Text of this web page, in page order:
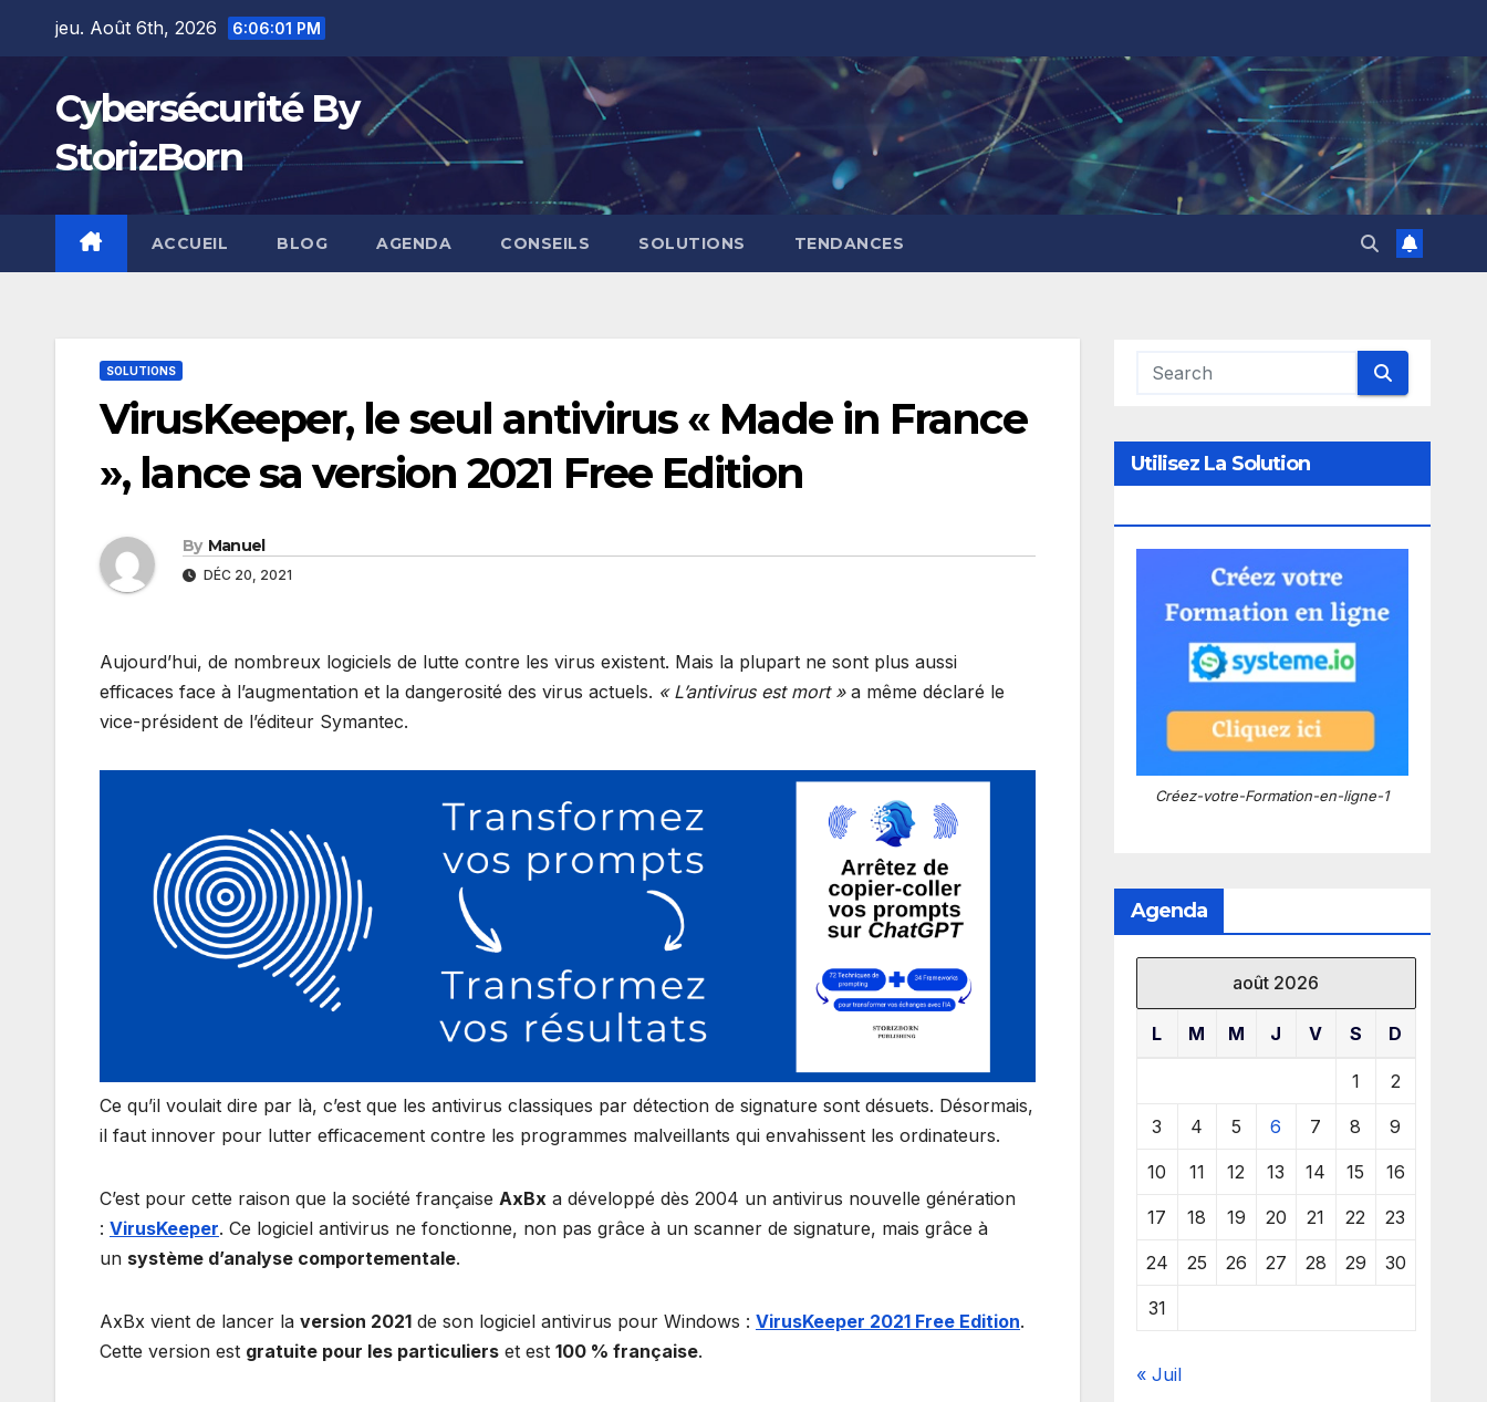
content
jeu. Août 6th, 2026 6:06:02 PM
Cybersécurité By
StorizBorn
ACCUEIL BLOG AGENDA CONSEILS SOLUTIONS TENDANCES
SOLUTIONS
VirusKeeper, le seul antivirus « Made in France
», lance sa version 2021 Free Edition
By Manuel
DÉC 20, 2021
Aujourd’hui, de nombreux logiciels de lutte contre les virus existent. Mais la plupart ne sont plus aussi
efficaces face à l’augmentation et la dangerosité des virus actuels. « L’antivirus est mort »a même déclaré le
vice-président de l’éditeur Symantec.
Ce qu’il voulait dire par là, c’est que les antivirus classiques par détection de signature sont désuets. Désormais,
il faut innover pour lutter efficacement contre les programmes malveillants qui envahissent les ordinateurs.
C’est pour cette raison que la société française AxBx a développé dès 2004 un antivirus nouvelle génération
: VirusKeeper. Ce logiciel antivirus ne fonctionne, non pas grâce à un scanner de signature, mais grâce à
un système d’analyse comportementale.
AxBx vient de lancer la version 2021 de son logiciel antivirus pour Windows : VirusKeeper 2021 Free Edition.
Cette version est gratuite pour les particuliers et est 100 % française.
Utilisez La Solution
Créez-votre-Formation-en-ligne-1
Agenda
août 2026
L M M J V S D
1 2
3 4 5 6 7 8 9
10 11 12 13 14 15 16
17 18 19 20 21 22 23
24 25 26 27 28 29 30
31
« Juil